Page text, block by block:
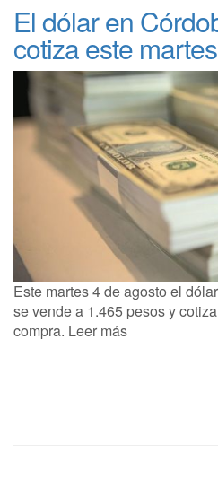
El dólar en
cotiza este
Este martes 4 de agosto el
se vende a 1.465 pesos y
compra. Leer más